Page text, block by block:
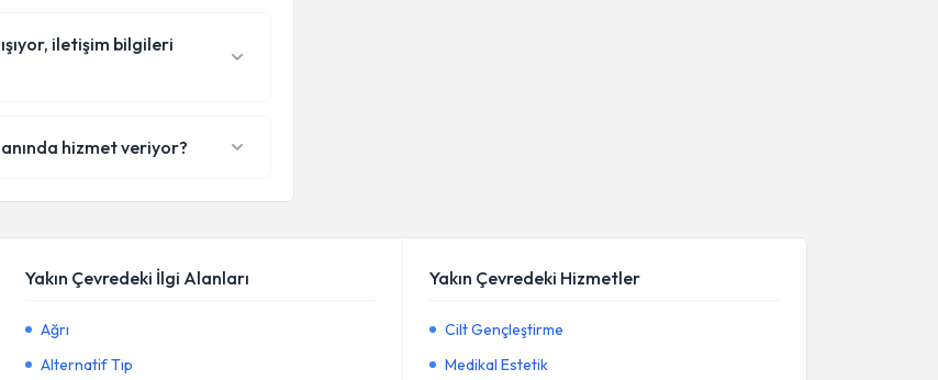
iletişim bilgileri
hizmet veriyor?
Yakın Çevredeki İlgi Alanları
Ağrı
Alternatif Tıp
Yakın Çevredeki Hizmetler
Cilt Gençleştirme
Medikal Estetik